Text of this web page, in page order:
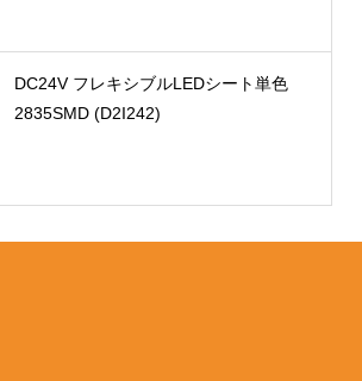
DC24V フレキシブルLEDシート単色
2835SMD (D2I242)